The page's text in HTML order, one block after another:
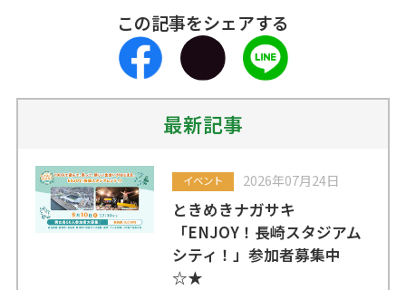
この記事をシェアする
最新記事
イベント 2026年07月24日
ときめきナガサキ
「ENJOY！長崎スタジアム
シティ！」参加者募集中
☆★